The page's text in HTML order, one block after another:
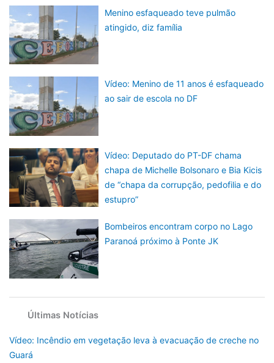
Menino esfaqueado teve pulmão
atingido, diz família
Vídeo: Menino de 11 anos é esfaqueado
ao sair de escola no DF
Vídeo: Deputado do PT-DF chama
chapa de Michelle Bolsonaro e Bia Kicis
de “chapa da corrupção, pedofilia e do
estupro”
Bombeiros encontram corpo no Lago
Paranoá próximo à Ponte JK
Últimas Notícias
Vídeo: Incêndio em vegetação leva à evacuação de creche no
Guará